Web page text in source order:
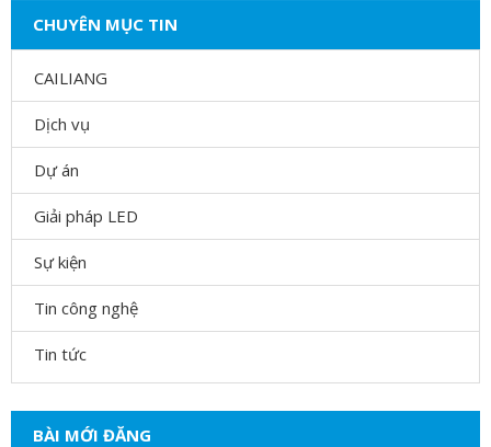
CHUYÊN MỤC TIN
CAILIANG
Dịch vụ
Dự án
Giải pháp LED
Sự kiện
Tin công nghệ
Tin tức
BÀI MỚI ĐĂNG